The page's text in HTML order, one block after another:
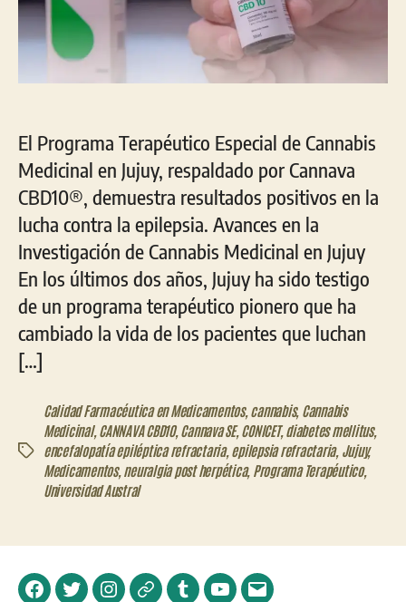
El Programa Terapéutico Especial de Cannabis
Medicinal en Jujuy, respaldado por Cannava
CBD10®, demuestra resultados positivos en la
lucha contra la epilepsia. Avances en la
Investigación de Cannabis Medicinal en Jujuy
En los últimos dos años, Jujuy ha sido testigo
de un programa terapéutico pionero que ha
cambiado la vida de los pacientes que luchan
[…]
Etiquetas
Calidad Farmacéutica en Medicamentos, cannabis, Cannabis
Medicinal, CANNAVA CBD10, Cannava SE, CONICET, diabetes mellitus,
encefalopatía epiléptica refractaria, epilepsia refractaria, Jujuy,
Medicamentos, neuralgia post herpética, Programa Terapéutico,
Universidad Austral